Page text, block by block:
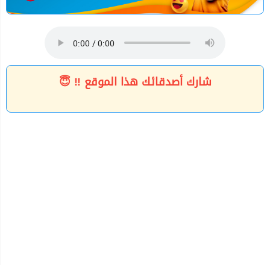
شارك أصدقائك هذا الموقع ‼ 😇